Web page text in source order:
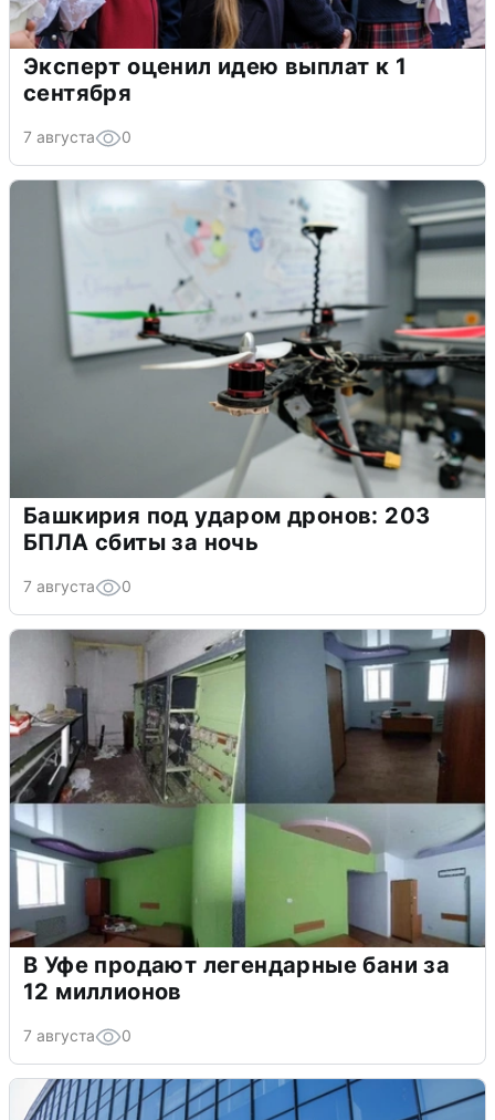
Эксперт оценил идею выплат к 1
сентября
7 августа 0
Башкирия под ударом дронов: 203
БПЛА сбиты за ночь
7 августа 0
В Уфе продают легендарные бани за
12 миллионов
7 августа 0